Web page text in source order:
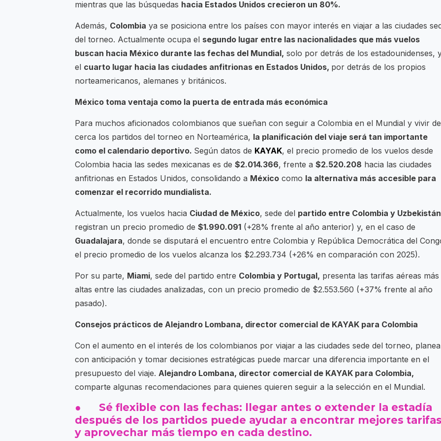
mientras que las búsquedas hacia Estados Unidos crecieron un 80%.
Además, Colombia ya se posiciona entre los países con mayor interés en viajar a las ciudades
del torneo. Actualmente ocupa el segundo lugar entre las nacionalidades que más vuelos
buscan hacia México durante las fechas del Mundial, solo por detrás de los estadounidenses,
el cuarto lugar hacia las ciudades anfitrionas en Estados Unidos, por detrás de los propios
norteamericanos, alemanes y británicos.
México toma ventaja como la puerta de entrada más económica
Para muchos aficionados colombianos que sueñan con seguir a Colombia en el Mundial y vivir de
cerca los partidos del torneo en Norteamérica, la planificación del viaje será tan importante
como el calendario deportivo. Según datos de KAYAK, el precio promedio de los vuelos desde
Colombia hacia las sedes mexicanas es de $2.014.366, frente a $2.520.208 hacia las ciudades
anfitrionas en Estados Unidos, consolidando a México como la alternativa más accesible para
comenzar el recorrido mundialista.
Actualmente, los vuelos hacia Ciudad de México, sede del partido entre Colombia y Uzbekistán
registran un precio promedio de $1.990.091 (+28% frente al año anterior) y, en el caso de
Guadalajara, donde se disputará el encuentro entre Colombia y República Democrática del
el precio promedio de los vuelos alcanza los $2.293.734 (+26% en comparación con 2025).
Por su parte, Miami, sede del partido entre Colombia y Portugal, presenta las tarifas aéreas más
altas entre las ciudades analizadas, con un precio promedio de $2.553.560 (+37% frente al año
pasado).
Consejos prácticos de Alejandro Lombana, director comercial de KAYAK para Colombia
Con el aumento en el interés de los colombianos por viajar a las ciudades sede del torneo,
con anticipación y tomar decisiones estratégicas puede marcar una diferencia importante en el
presupuesto del viaje. Alejandro Lombana, director comercial de KAYAK para Colombia,
comparte algunas recomendaciones para quienes quieren seguir a la selección en el Mundial.
● Sé flexible con las fechas: llegar antes o extender la estadía
después de los partidos puede ayudar a encontrar mejores tarifas
y aprovechar más tiempo en cada destino.